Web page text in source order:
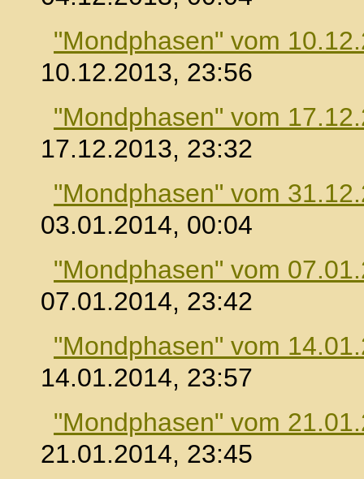
"Mondphasen" vom
10.12.2013, 23:56
"Mondphasen" vom
17.12.2013, 23:32
"Mondphasen" vom
03.01.2014, 00:04
"Mondphasen" vom
07.01.2014, 23:42
"Mondphasen" vom
14.01.2014, 23:57
"Mondphasen" vom
21.01.2014, 23:45